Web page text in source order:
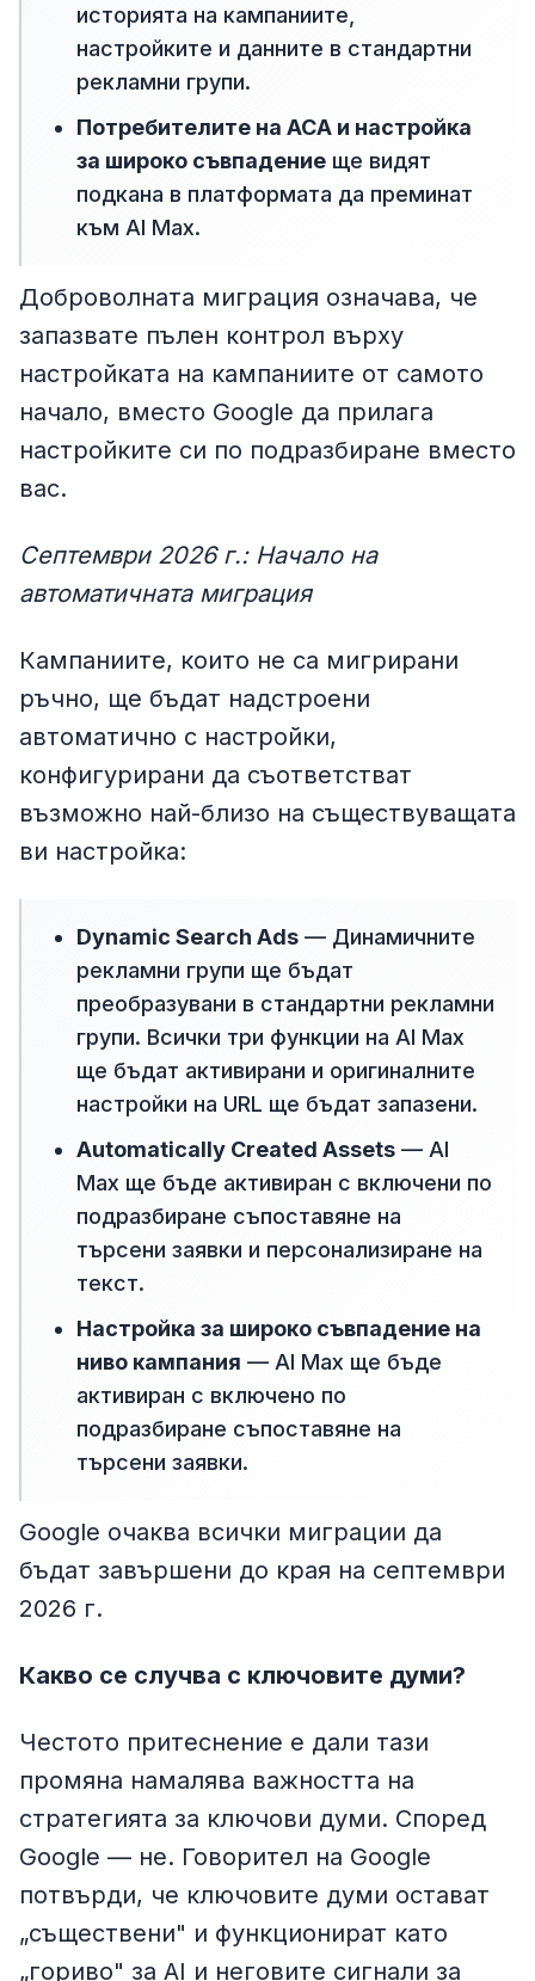
историята на кампаниите,
настройките и данните в стандартни
рекламни групи.
Потребителите на ACA и настройка
за широко съвпадение ще видят
подкана в платформата да преминат
към AI Max.
Доброволната миграция означава, че
запазвате пълен контрол върху
настройката на кампаниите от самото
начало, вместо Google да прилага
настройките си по подразбиране вместо
вас.
Септември 2026 г.: Начало на
автоматичната миграция
Кампаниите, които не са мигрирани
ръчно, ще бъдат надстроени
автоматично с настройки,
конфигурирани да съответстват
възможно най-близо на съществуващата
ви настройка:
Dynamic Search Ads — Динамичните
рекламни групи ще бъдат
преобразувани в стандартни рекламни
групи. Всички три функции на AI Max
ще бъдат активирани и оригиналните
настройки на URL ще бъдат запазени.
Automatically Created Assets — AI
Max ще бъде активиран с включени по
подразбиране съпоставяне на
търсени заявки и персонализиране на
текст.
Настройка за широко съвпадение на
ниво кампания — AI Max ще бъде
активиран с включено по
подразбиране съпоставяне на
търсени заявки.
Google очаква всички миграции да
бъдат завършени до края на септември
2026 г.
Какво се случва с ключовите думи?
Честото притеснение е дали тази
промяна намалява важността на
стратегията за ключови думи. Според
Google — не. Говорител на Google
потвърди, че ключовите думи остават
„съществени" и функционират като
„гориво" за AI и неговите сигнали за